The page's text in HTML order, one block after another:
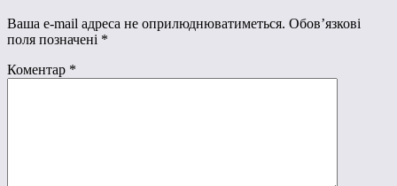
Ваша e-mail адреса не оприлюднюватиметься. Обов’язкові
поля позначені *
Коментар *